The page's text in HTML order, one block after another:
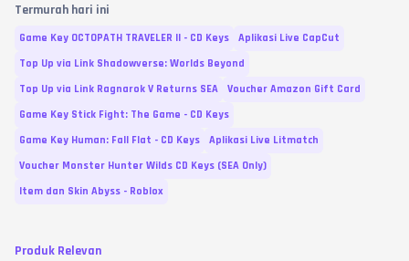
Termurah hari ini
Game Key OCTOPATH TRAVELER II - CD Keys
Aplikasi Live CapCut
Top Up via Link Shadowverse: Worlds Beyond
Top Up via Link Ragnarok V Returns SEA
Voucher Amazon Gift Card
Game Key Stick Fight: The Game - CD Keys
Game Key Human: Fall Flat - CD Keys
Aplikasi Live Litmatch
Voucher Monster Hunter Wilds CD Keys (SEA Only)
Item dan Skin Abyss - Roblox
Produk Relevan